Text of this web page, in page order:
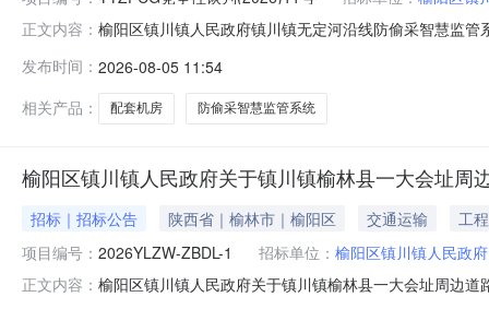
正文内容： 榆阳区镇川镇人民政府镇川镇无定河沿线防偷采智慧监
开标时间变更更正内容：原公告的响应文件提交截止时
发布时间： 2026-08-05 11:54
相关产品：
配套机房 防偷采智慧监管系统
榆阳区镇川镇人民政府关于镇川镇榆林县一大会址周
招标｜招标公告 陕西省｜榆林市｜榆阳区 交通运输
工程
项目编号： 2026YLZW-ZBDL-1 招标单位： 榆阳区镇川镇人民政府
正文内容： 榆阳区镇川镇人民政府关于镇川镇榆林县一大会址周边